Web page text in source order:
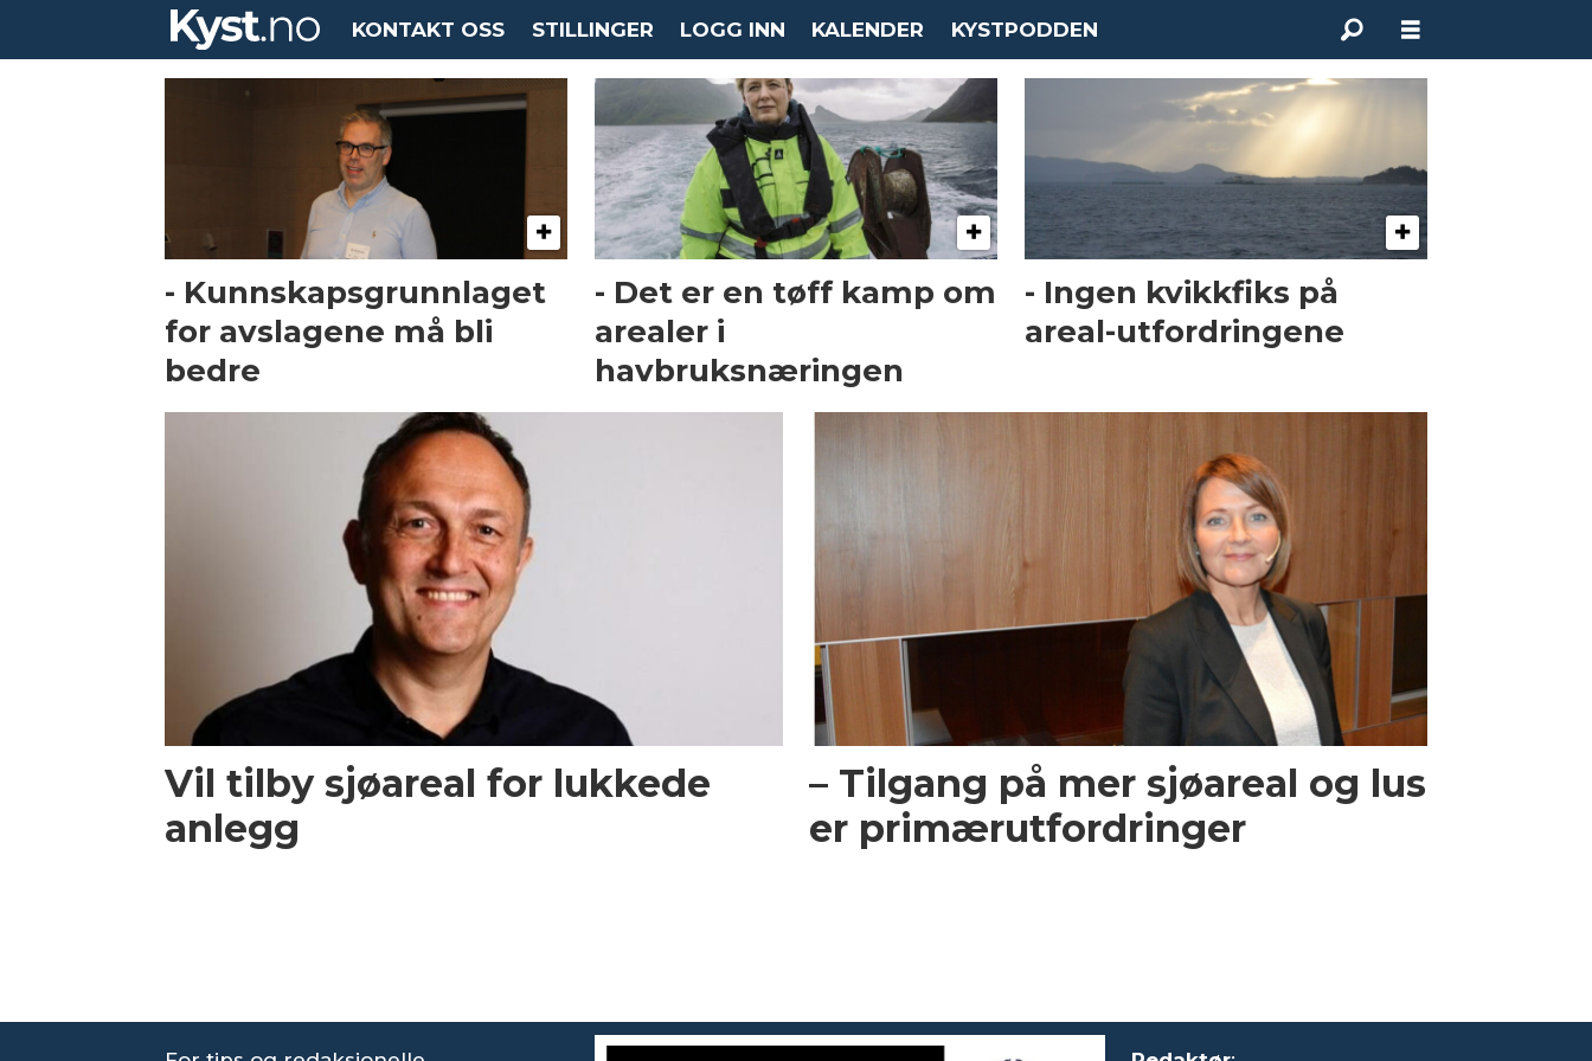
KONTAKT OSS STILLINGER LOGG INN KALENDER KYSTPODDEN
- Kunnskapsgrunnlaget
for avslagene må bli
bedre
- Det er en tøff kamp om
arealer i
havbruksnæringen
- Ingen kvikkfiks på
areal-utfordringene
Vil tilby sjøareal for lukkede
anlegg
– Tilgang på mer sjøareal og lus
er primærutfordringer